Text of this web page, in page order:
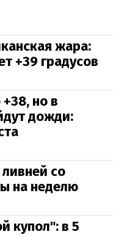
жара:
+39 градусов
но в
дожди:
со
на неделю
купол": в 5